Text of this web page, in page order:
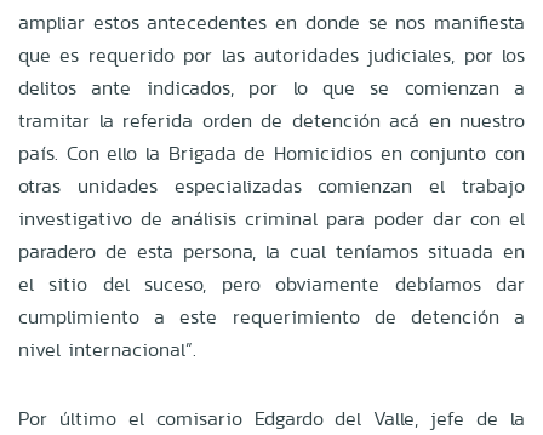
ampliar estos antecedentes en donde se nos manifiesta
que es requerido por las autoridades judiciales, por los
delitos ante indicados, por lo que se comienzan a
tramitar la referida orden de detención acá en nuestro
país. Con ello la Brigada de Homicidios en conjunto con
otras unidades especializadas comienzan el trabajo
investigativo de análisis criminal para poder dar con el
paradero de esta persona, la cual teníamos situada en
el sitio del suceso, pero obviamente debíamos dar
cumplimiento a este requerimiento de detención a
nivel internacional”.
Por último el comisario Edgardo del Valle, jefe de la